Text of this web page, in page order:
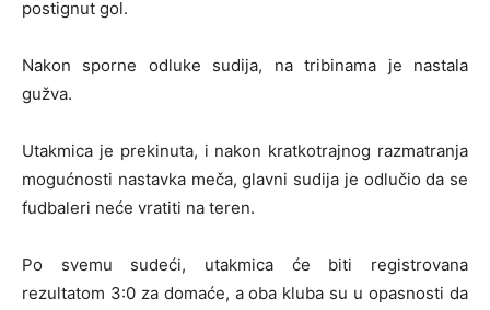
postignut gol.
Nakon sporne odluke sudija, na tribinama je nastala
gužva.
Utakmica je prekinuta, i nakon kratkotrajnog razmatranja
mogućnosti nastavka meča, glavni sudija je odlučio da se
fudbaleri neće vratiti na teren.
Po svemu sudeći, utakmica će biti registrovana
rezultatom 3:0 za domaće, a oba kluba su u opasnosti da